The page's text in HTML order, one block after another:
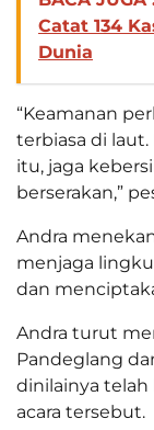
Catat 134
Dunia
“Keamanan
terbiasa di laut.
itu, jaga
berserakan,”
Andra
menjaga
dan
Andra turut
Pandeglang
dinilainya
acara tersebut.